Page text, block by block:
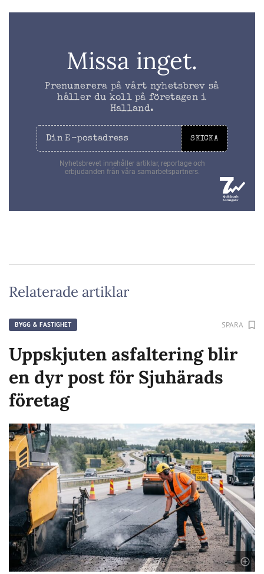
Missa inget.
Prenumerera på vårt nyhetsbrev så
håller du koll på företagen i
Halland.
SKICKA
Nyhetsbrevet innehåller artiklar, reportage och
erbjudanden från våra samarbetspartners.
Relaterade artiklar
BYGG & FASTIGHET SPARA
Uppskjuten asfaltering blir
en dyr post för Sjuhärads
företag